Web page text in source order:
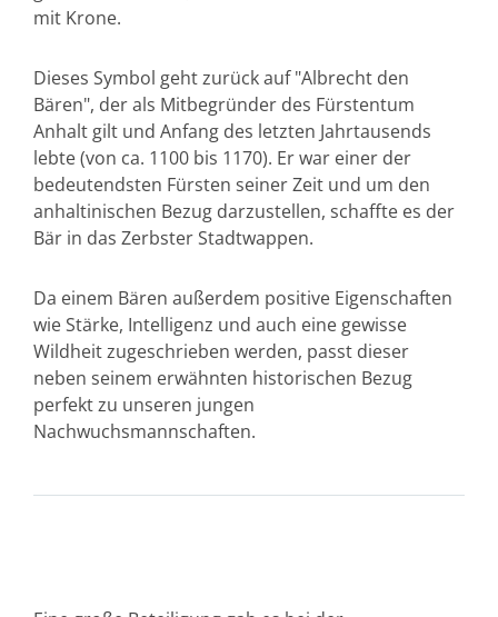
mit Krone.
Dieses Symbol geht zurück auf "Albrecht den
Bären", der als Mitbegründer des Fürstentum
Anhalt gilt und Anfang des letzten Jahrtausends
lebte (von ca. 1100 bis 1170). Er war einer der
bedeutendsten Fürsten seiner Zeit und um den
anhaltinischen Bezug darzustellen, schaffte es der
Bär in das Zerbster Stadtwappen.
Da einem Bären außerdem positive Eigenschaften
wie Stärke, Intelligenz und auch eine gewisse
Wildheit zugeschrieben werden, passt dieser
neben seinem erwähnten historischen Bezug
perfekt zu unseren jungen
Nachwuchsmannschaften.